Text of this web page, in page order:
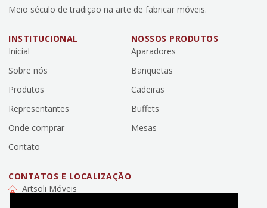
Meio século de tradição na arte de fabricar móveis.
INSTITUCIONAL
Inicial
Sobre nós
Produtos
Representantes
Onde comprar
Contato
NOSSOS PRODUTOS
Aparadores
Banquetas
Cadeiras
Buffets
Mesas
CONTATOS E LOCALIZAÇÃO
Artsoli Móveis